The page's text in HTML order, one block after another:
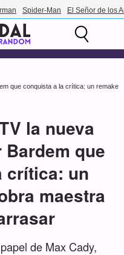
Spider-Man El Señor de los
que conquista a la crítica: un remake
la nueva
que
crítica: un
maestra
de Max Cady,